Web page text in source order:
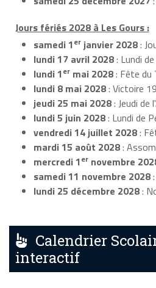
Jours fériés 2028 à Les Gours :
samedi 1er janvier 2028:
lundi 17 avril 2028: Lundi
lundi 1er mai 2028: Fête du
lundi 8 mai 2028: Victoire
jeudi 25 mai 2028: Jeudi de
lundi 5 juin 2028: Lundi de
vendredi 14 juillet 2028:
mardi 15 août 2028:
mercredi 1er novembre
samedi 11 novembre 2028
lundi 25 décembre 2028:
Calendrier
interactif